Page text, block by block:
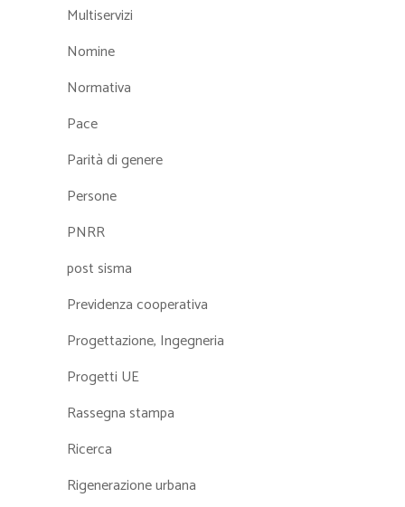
Multiservizi
Nomine
Normativa
Pace
Parità di genere
Persone
PNRR
post sisma
Previdenza cooperativa
Progettazione, Ingegneria
Progetti UE
Rassegna stampa
Ricerca
Rigenerazione urbana